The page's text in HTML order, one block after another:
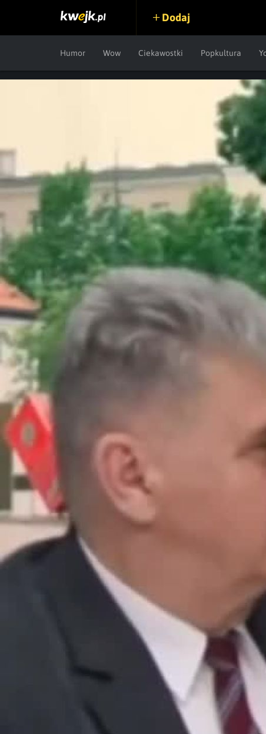
Dodaj
Humor Wow Ciekawostki Popkultura